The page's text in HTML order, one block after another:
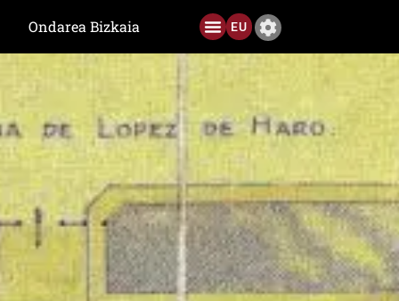
Ondarea Bizkaia EU